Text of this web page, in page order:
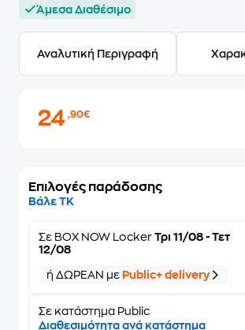
Άμεσα Διαθέσιμο
Αναλυτική Περιγραφή
24,90€
Επιλογές παράδοσης
Βάλε ΤΚ
Σε BOX NOW Locker Τρι 11/08 - Τετ
12/08
ή ΔΩΡΕΑΝ με Public+ delivery
Σε κατάστημα Public
Διαθεσιμότητα ανά κατάστημα